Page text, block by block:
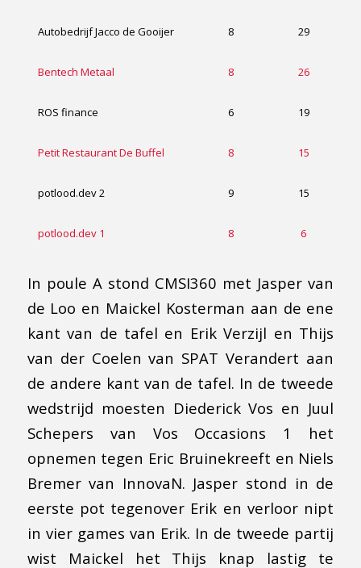
Autobedrijf Jacco de Gooijer 8 29
Bentech Metaal 8 26
ROS finance 6 19
Petit Restaurant De Buffel 8 15
potlood.dev 2 9 15
potlood.dev 1 8 6
In poule A stond CMSI360 met Jasper van
de Loo en Maickel Kosterman aan de ene
kant van de tafel en Erik Verzijl en Thijs
van der Coelen van SPAT Verandert aan
de andere kant van de tafel. In de tweede
wedstrijd moesten Diederick Vos en Juul
Schepers van Vos Occasions 1 het
opnemen tegen Eric Bruinekreeft en Niels
Bremer van InnovaN. Jasper stond in de
eerste pot tegenover Erik en verloor nipt
in vier games van Erik. In de tweede partij
wist Maickel het Thijs knap lastig te